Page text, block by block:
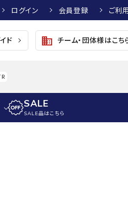
ログイン 会員登録 ご利
ド business チーム・団体様はこち
SALE
SALE品はこちら